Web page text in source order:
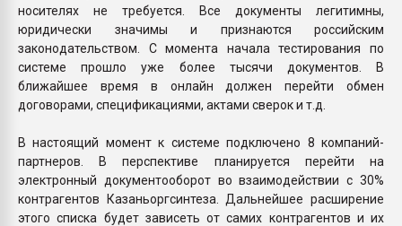
носителях не требуется. Все документы легитимны,
юридически значимы и признаются российским
законодательством. С момента начала тестирования по
системе прошло уже более тысячи документов. В
ближайшее время в онлайн должен перейти обмен
договорами, спецификациями, актами сверок и т.д.
В настоящий момент к системе подключено 8 компаний-
партнеров. В перспективе планируется перейти на
электронный документооборот во взаимодействии с 30%
контрагентов Казаньоргсинтеза. Дальнейшее расширение
этого списка будет зависеть от самих контрагентов и их